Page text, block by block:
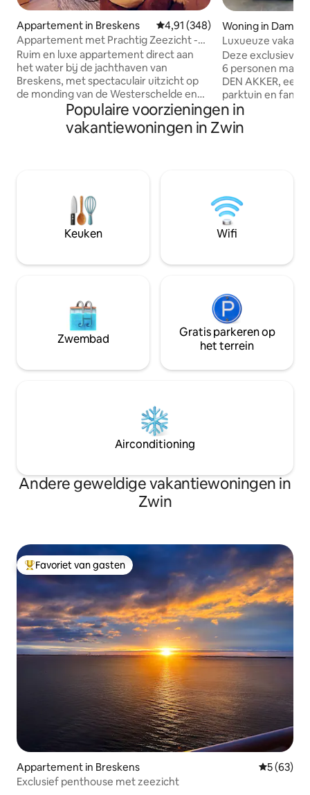
Appartement in Breskens Gemiddelde beoordeling van
4,91 (348)
Appartement met Prachtig Zeezicht -
Unieke Locatie
Ruim en luxe appartement direct aan
het water bij de jachthaven van
Breskens, met spectaculair uitzicht op
de monding van de Westerschelde en
de jachthaven. Ontspan in uw luie stoel
en bewonder de voorbijvarende
jachten, schepen en zelfs zeehonden op
restaurants en het centrum van
Breskens liggen op loopafstand – de
perfecte plek voor een ontspannen
verblijf aan zee
Woning in Damme
Luxueuze
- privétuin
Deze exclusieve
6 personen
DEN AKKER,
parktuin en
temidden van
Damme. De
en heeft 2
zijn twee
ALPACA'S en kippen! Tijdens je
vergeet je al je
2024!
Populaire voorzieningen in
vakantiewoningen in Zwin
Keuken Wifi
Zwembad
Gratis parkeren op
het terrein
Airconditioning
Andere geweldige vakantiewoningen in
Zwin
Topfavoriet van gasten
Favoriet van gasten
Appartement in Breskens
5 (63)
Exclusief penthouse met zeezicht